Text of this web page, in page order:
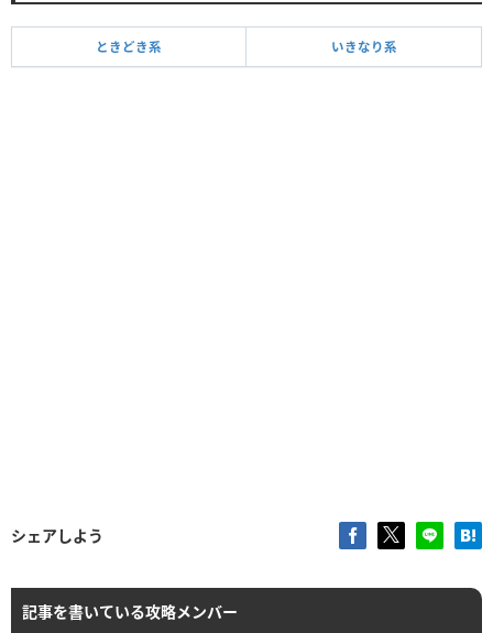
ときどき系 いきなり系
シェアしよう
記事を書いている攻略メンバー